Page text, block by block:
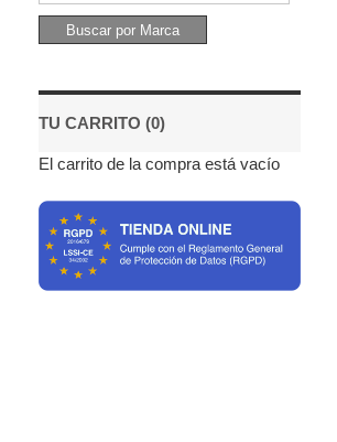
TU CARRITO (0)
El carrito de la compra está vacío